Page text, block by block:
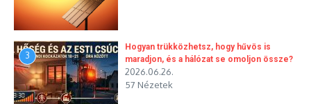
3
Hogyan trükközhetsz, hogy hűvös is
maradjon, és a hálózat se omoljon össze?
2026.06.26.
57 Nézetek